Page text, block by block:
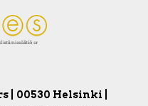
| 00530 Helsinki |